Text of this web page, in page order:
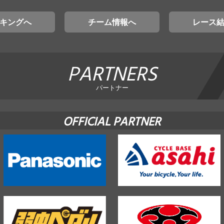
ングへ チーム情報へ レース
PARTNERS
パートナー
OFFICIAL PARTNER